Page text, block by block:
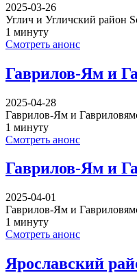
2025-03-26
Углич и Угличский район
1 минуту
Смотреть анонс
Гаврилов-Ям и
2025-04-28
Гаврилов-Ям и
1 минуту
Смотреть анонс
Гаврилов-Ям и
2025-04-01
Гаврилов-Ям и
1 минуту
Смотреть анонс
Ярославский